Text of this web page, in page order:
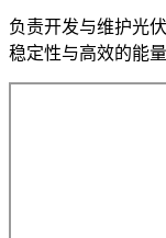
负责开发与维护光
稳定性与高效的能量